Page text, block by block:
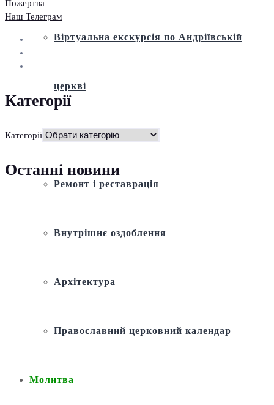
Віртуальна екскурсія по Андріївській
церкві
Історія
Ремонт і реставрація
Внутрішнє оздоблення
Архітектура
Православний церковний календар
Молитва
Пожертва
Наш Телеграм
Категорії
Категорії
Останні новини